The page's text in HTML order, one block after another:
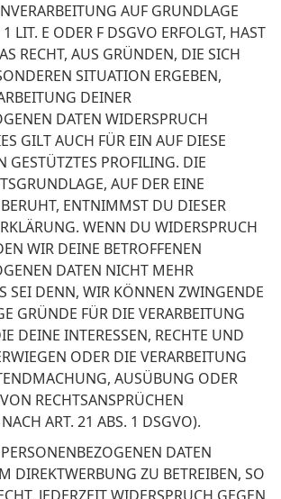
AUF GRUNDLAGE
LIT. E ODER F DSGVO ERFOLGT, HAST
RECHT, AUS GRÜNDEN, DIE SICH
SITUATION ERGEBEN,
DEINER
DATEN WIDERSPRUCH
GILT AUCH FÜR EIN AUF DIESE
GESTÜTZTES PROFILING. DIE
AUF DER EINE
ENTNIMMST DU DIESER
WENN DU WIDERSPRUCH
WIR DEINE BETROFFENEN
DATEN NICHT MEHR
SEI DENN, WIR KÖNNEN ZWINGENDE
GRÜNDE FÜR DIE VERARBEITUNG
DEINE INTERESSEN, RECHTE UND
ODER DIE VERARBEITUNG
AUSÜBUNG ODER
RECHTSANSPRÜCHEN
ART. 21 ABS. 1 DSGVO).
DATEN
DIREKTWERBUNG ZU BETREIBEN, SO